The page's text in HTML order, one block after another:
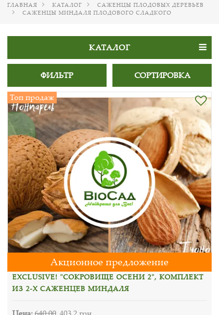
ГЛАВНАЯ КАТАЛОГ
САЖЕНЦЫ ПЛОДОВЫХ ДЕРЕВЬЕВ
САЖЕНЦЫ МИНДАЛЯ ПЛОДОВОГО СЛАДКОГО
КАТАЛОГ
ФИЛЬТР СОРТИРОВКА
Топ продаж
Акционное предложение
EXCLUSIVE! "СОКРОВИЩЕ ОСЕНИ 2", КОМПЛЕКТ
ИЗ 2-Х САЖЕНЦЕВ МИНДАЛЯ